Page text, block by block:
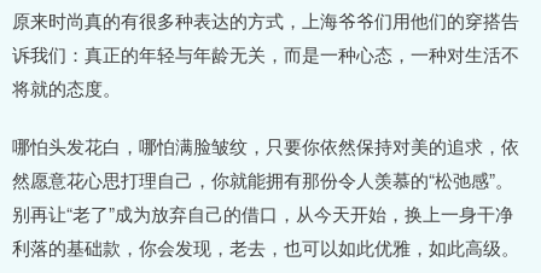
原来时尚真的有很多种表达的方式，上海爷爷们用他们的穿搭告
诉我们：真正的年轻与年龄无关，而是一种心态，一种对生活不
将就的态度。
哪怕头发花白，哪怕满脸皱纹，只要你依然保持对美的追求，依
然愿意花心思打理自己，你就能拥有那份令人羡慕的“松弛感”。
别再让“老了”成为放弃自己的借口，从今天开始，换上一身干净
利落的基础款，你会发现，老去，也可以如此优雅，如此高级。